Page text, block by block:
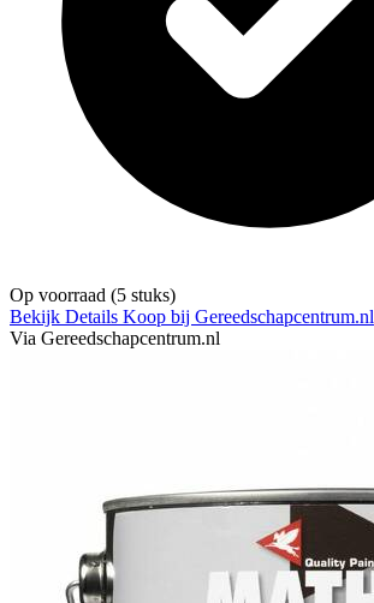
Op voorraad (5 stuks)
Bekijk Details Koop bij Gereedschapcentrum.nl
Via Gereedschapcentrum.nl